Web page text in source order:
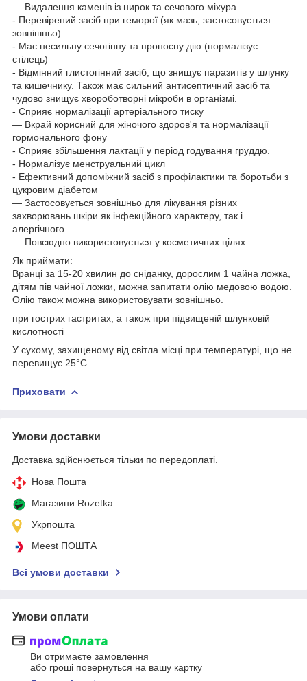
— Видалення каменів із нирок та сечового міхура
- Перевірений засіб при геморої (як мазь, застосовується
зовнішньо)
- Має несильну сечогінну та проносну дію (нормалізує
стілець)
- Відмінний глистогінний засіб, що знищує паразитів у шлунку
та кишечнику. Також має сильний антисептичний засіб та
чудово знищує хвороботворні мікроби в організмі.
- Сприяє нормалізації артеріального тиску
— Вкрай корисний для жіночого здоров'я та нормалізації
гормонального фону
- Сприяє збільшення лактації у період годування груддю.
- Нормалізує менструальний цикл
- Ефективний допоміжний засіб з профілактики та боротьби з
цукровим діабетом
— Застосовується зовнішньо для лікування різних
захворювань шкіри як інфекційного характеру, так і
алергічного.
— Повсюдно використовується у косметичних цілях.
Як приймати:
Вранці за 15-20 хвилин до сніданку, дорослим 1 чайна ложка,
дітям пів чайної ложки, можна запитати олію медовою водою.
Олію також можна використовувати зовнішньо.
при гострих гастритах, а також при підвищеній шлунковій
кислотності
У сухому, захищеному від світла місці при температурі, що не
перевищує 25°C.
Приховати
Умови доставки
Доставка здійснюється тільки по передоплаті.
Нова Пошта
Магазини Rozetka
Укрпошта
Meest ПОШТА
Всі умови доставки
Умови оплати
Ви отримаєте замовлення
або гроші повернуться на вашу картку